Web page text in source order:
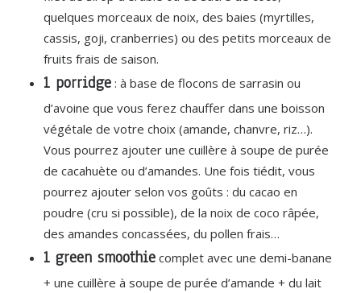
quelques morceaux de noix, des baies (myrtilles,
cassis, goji, cranberries) ou des petits morceaux de
fruits frais de saison.
1 porridge : à base de flocons de sarrasin ou
d’avoine que vous ferez chauffer dans une boisson
végétale de votre choix (amande, chanvre, riz…).
Vous pourrez ajouter une cuillère à soupe de purée
de cacahuète ou d’amandes. Une fois tiédit, vous
pourrez ajouter selon vos goûts : du cacao en
poudre (cru si possible), de la noix de coco râpée,
des amandes concassées, du pollen frais…
1 green smoothie complet avec une demi-banane
+ une cuillère à soupe de purée d’amande + du lait